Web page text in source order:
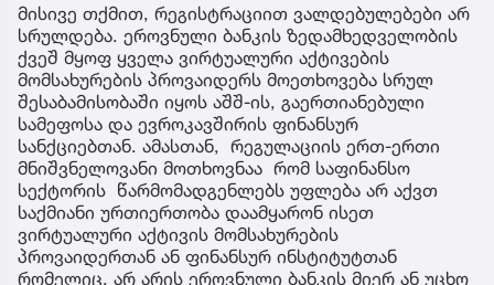
მისივე თქმით, რეგისტრაციით ვალდებულებები არ
სრულდება. ეროვნული ბანკის ზედამხედველობის
ქვეშ მყოფ ყველა ვირტუალური აქტივების
მომსახურების პროვაიდერს მოეთხოვება სრულ
შესაბამისობაში იყოს აშშ-ის, გაერთიანებული
სამეფოსა და ევროკავშირის ფინანსურ
სანქციებთან. ამასთან, რეგულაციის ერთ-ერთი
მნიშვნელოვანი მოთხოვნაა რომ საფინანსო
სექტორის წარმომადგენლებს უფლება არ აქვთ
საქმიანი ურთიერთობა დაამყარონ ისეთ
ვირტუალური აქტივის მომსახურების
პროვაიდერთან ან ფინანსურ ინსტიტუტთან
რომელიც, არ არის ეროვნული ბანკის მიერ ან უცხო